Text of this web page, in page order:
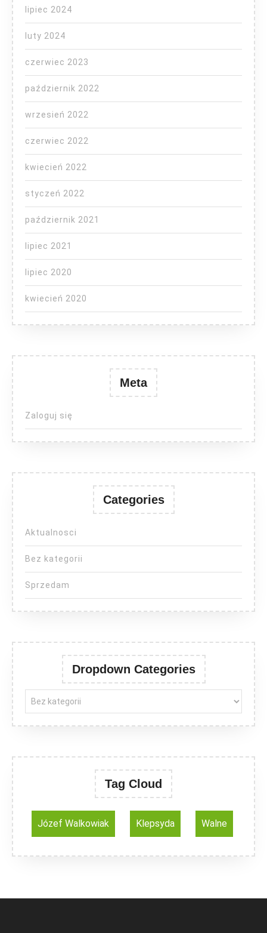
lipiec 2024
luty 2024
czerwiec 2023
październik 2022
wrzesień 2022
czerwiec 2022
kwiecień 2022
styczeń 2022
październik 2021
lipiec 2021
lipiec 2020
kwiecień 2020
Meta
Zaloguj się
Categories
Aktualnosci
Bez kategorii
Sprzedam
Dropdown Categories
Tag Cloud
Józef Walkowiak Klepsyda Walne